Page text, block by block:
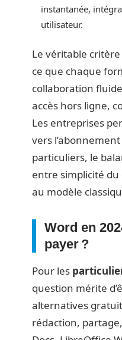
instantanée,
utilisateur.
Le véritable
ce que chaque
collaboration
accès hors ligne,
Les entreprises
vers
particuliers, le
entre simplicité
au modèle
Word en
payer ?
Pour les
question mérite
alternatives
rédaction,